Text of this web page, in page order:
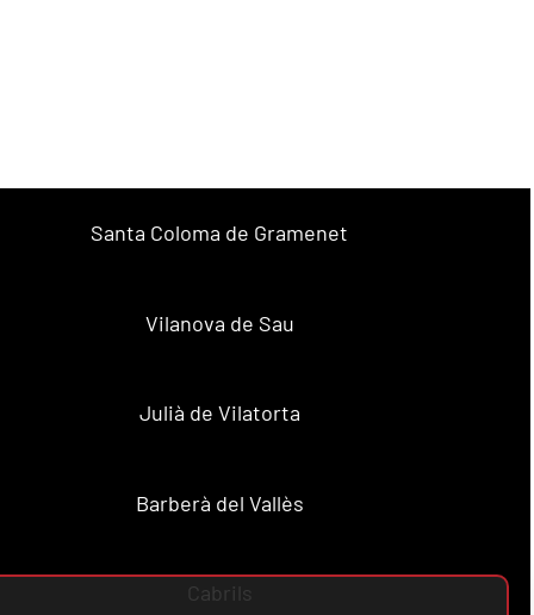
Santa Coloma de Gramenet
Vilanova de Sau
Julià de Vilatorta
Barberà del Vallès
Cabrils